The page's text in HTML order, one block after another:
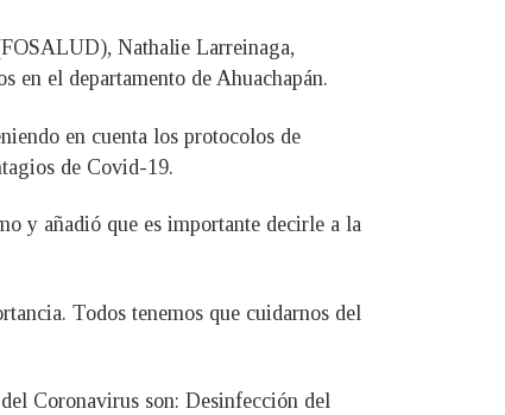
Nathalie Larreinaga,
en el departamento de Ahuachapán.
en cuenta los protocolos de
de Covid-19.
y añadió que es importante decirle a la
Todos tenemos que cuidarnos del
Coronavirus son: Desinfección del